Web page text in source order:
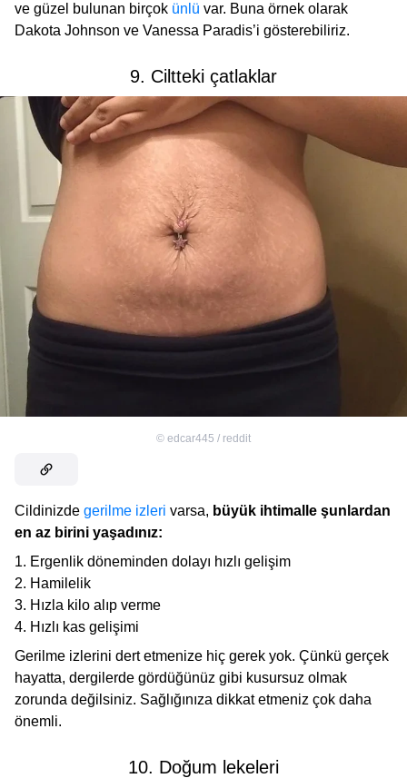
ve güzel bulunan birçok ünlü var. Buna örnek olarak
Dakota Johnson ve Vanessa Paradis’i gösterebiliriz.
9. Ciltteki çatlaklar
© edcar445 / reddit
Cildinizde gerilme izleri varsa, büyük ihtimalle şunlardan
en az birini yaşadınız:
Ergenlik döneminden dolayı hızlı gelişim
Hamilelik
Hızla kilo alıp verme
Hızlı kas gelişimi
Gerilme izlerini dert etmenize hiç gerek yok. Çünkü gerçek
hayatta, dergilerde gördüğünüz gibi kusursuz olmak
zorunda değilsiniz. Sağlığınıza dikkat etmeniz çok daha
önemli.
10. Doğum lekeleri